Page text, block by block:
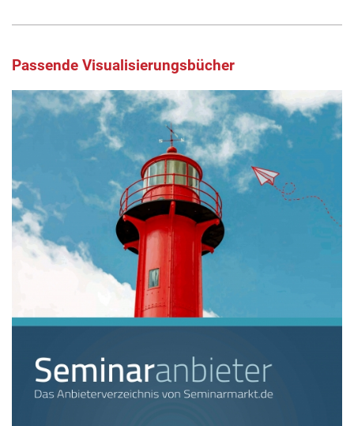
Passende Visualisierungsbücher